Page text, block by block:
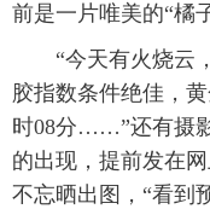
前是一片唯美的“橘
“今天有火烧云，
胶指数条件绝佳，
时08分……”还有摄
的出现，提前发在
不忘晒出图，“看到